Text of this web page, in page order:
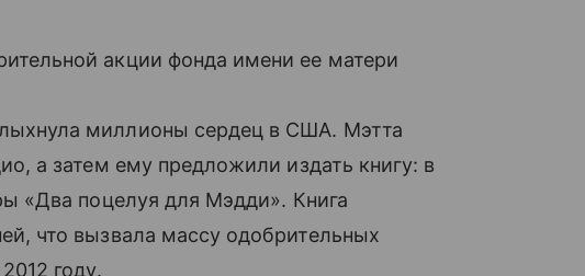
акции фонда имени ее матери
миллионы сердец в США. Мэтта
а затем ему предложили издать книгу: в
«Два поцелуя для Мэдди». Книга
что вызвала массу одобрительных
году.